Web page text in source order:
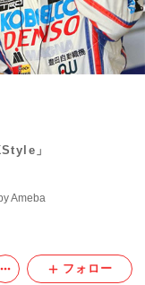
」
Ameba
フォロー